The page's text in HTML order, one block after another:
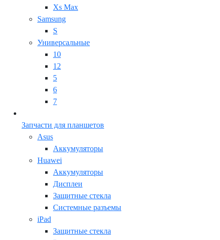
Xs Max
Samsung
S
Универсальные
10
12
5
6
7
Запчасти для планшетов
Asus
Аккумуляторы
Huawei
Аккумуляторы
Дисплеи
Защитные стекла
Системные разъемы
iPad
Защитные стекла